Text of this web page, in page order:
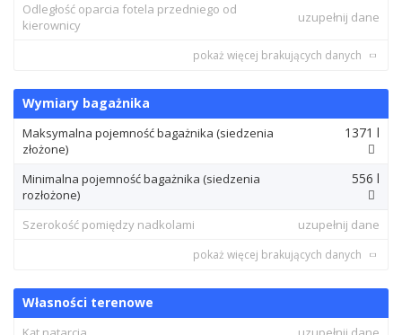
Odległość oparcia fotela przedniego od
kierownicy
uzupełnij dane
pokaż więcej brakujących danych
Wymiary bagażnika
Maksymalna pojemność bagażnika (siedzenia
złożone)
1371 l
Minimalna pojemność bagażnika (siedzenia
rozłożone)
556 l
Szerokość pomiędzy nadkolami uzupełnij dane
pokaż więcej brakujących danych
Własności terenowe